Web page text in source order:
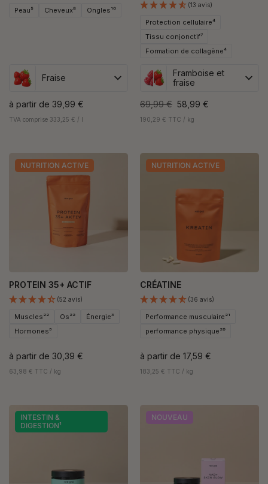
Peau⁵ Cheveux⁸ Ongles¹⁰
Fraise
à partir de 39,99 €
TVA comprise 333,25 € / l
(13 avis)
Protection cellulaire⁴
Tissu conjonctif⁷
Formation de collagène⁴
Framboise et
fraise
69,99 € 58,99 €
190,29 € TTC / kg
NUTRITION ACTIVE
PROTEIN 35+ ACTIF
(52 avis)
Muscles²² Os²²
Énergie³
Hormones³
à partir de 30,39 €
63,98 € TTC / kg
NUTRITION ACTIVE
CRÉATINE
(36 avis)
Performance musculaire²¹
performance physique²⁰
à partir de 17,59 €
183,25 € TTC / kg
INTESTIN &
DIGESTION¹
NOUVEAU